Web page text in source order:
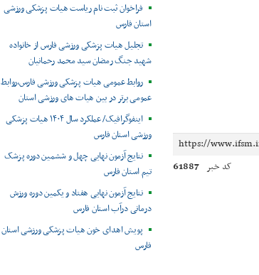
کد خبر 61887
فراخوان ثبت نام ریاست هیات پزشکی ورزشی
استان فارس
تجلیل هیات پزشکی ورزشی فارس از خانواده
شهید جنگ رمضان سید محمد رحمانیان
روابط عمومی هیات پزشکی ورزشی فارس،روابط
عمومی برتر در بین هیات های ورزشی استان
اینفوگرافیک/ عملکرد سال ۱۴۰۴ هیات پزشکی
ورزشی استان فارس
نتایج آزمون نهایی چهل و ششمین دوره پزشک
تیم استان فارس
نتایج آزمون نهایی هفتاد و یکمین دوره ورزش
درمانی درآب استان فارس
پویش اهدای خون هیات پزشکی ورزشی استان
فارس